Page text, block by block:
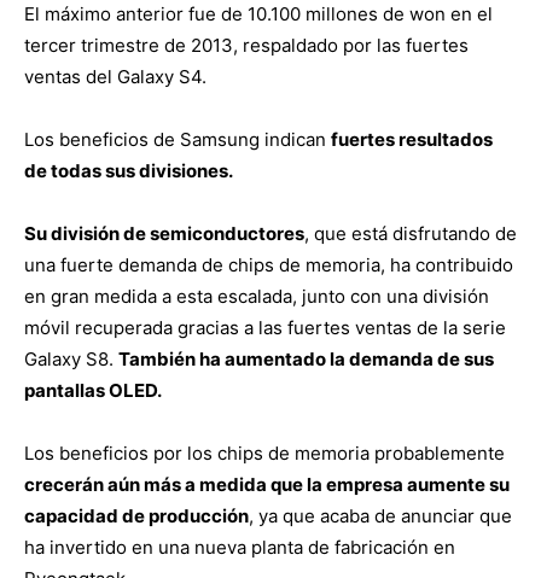
El máximo anterior fue de 10.100 millones de won en el
tercer trimestre de 2013, respaldado por las fuertes
ventas del Galaxy S4.
Los beneficios de Samsung indican fuertes resultados
de todas sus divisiones.
Su división de semiconductores, que está disfrutando de
una fuerte demanda de chips de memoria, ha contribuido
en gran medida a esta escalada, junto con una división
móvil recuperada gracias a las fuertes ventas de la serie
Galaxy S8. También ha aumentado la demanda de sus
pantallas OLED.
Los beneficios por los chips de memoria probablemente
crecerán aún más a medida que la empresa aumente su
capacidad de producción, ya que acaba de anunciar que
ha invertido en una nueva planta de fabricación en